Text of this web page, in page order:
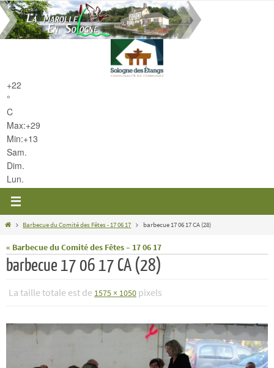
Passer
vers
le
+22
°
C
Max:+29
Min:+13
Sam.
Dim.
Lun.
HomeBarbecue du Comité des Fêtes - 17 06 17 barbecue 17 06 17 CA (28)
« Barbecue du Comité des Fêtes – 17 06 17
barbecue 17 06 17 CA (28)
La taille totale est de 1575 × 1050 pixels